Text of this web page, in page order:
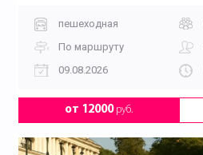
пешеходная
По маршруту
09.08.2026
от 12000руб.